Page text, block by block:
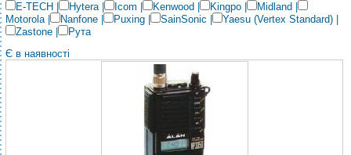
E-TECH
Hytera| Icom Kenwood Kingpo Midland
Motorola| Nanfone Puxing SainSonic Yaesu (Vertex Standard)
Zastone
Рута
Є в наявності